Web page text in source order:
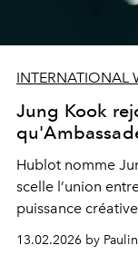
INTERNATIONAL
Jung Kook
Hublot nomme
scelle l’union
puissance
13.02.2026 by